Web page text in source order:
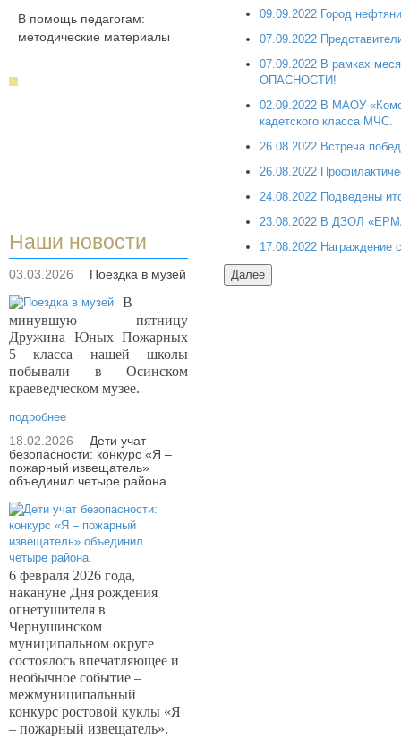
В помощь педагогам:
методические материалы
Наши новости
03.03.2026 Поездка в музей
В
минувшую пятницу
Дружина Юных Пожарных
5 класса нашей школы
побывали в Осинском
краеведческом музее.
подробнее
18.02.2026
Дети учат
безопасности: конкурс «Я –
пожарный извещатель»
объединил четыре района.
6 февраля 2026 года,
накануне Дня рождения
огнетушителя в
Чернушинском
муниципальном округе
состоялось впечатляющее и
необычное событие –
межмуниципальный
конкурс ростовой куклы «Я
– пожарный извещатель».
09.09.2022 Город
07.09.2022
07.09.2022 В рамках
ОПАСНОСТИ!
02.09.2022 В МАОУ
кадетского класса МЧС.
26.08.2022 Встреча
26.08.2022
24.08.2022 Подведены
23.08.2022 В ДЗОЛ
17.08.2022 Награждение